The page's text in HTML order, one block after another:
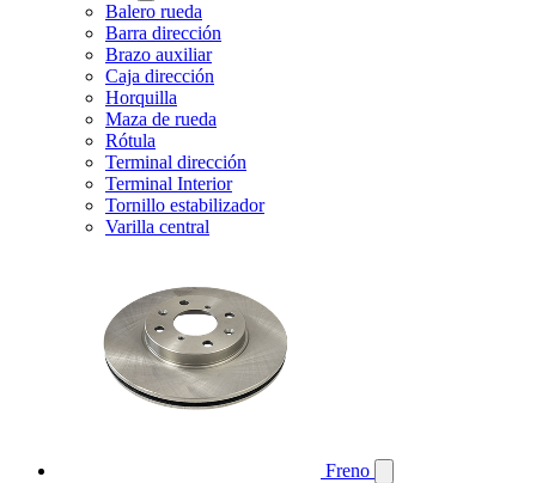
Balero rueda
Barra dirección
Brazo auxiliar
Caja dirección
Horquilla
Maza de rueda
Rótula
Terminal dirección
Terminal Interior
Tornillo estabilizador
Varilla central
Freno